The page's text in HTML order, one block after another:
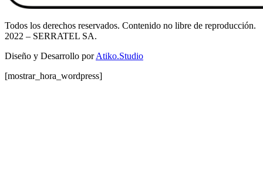
Todos los derechos reservados. Contenido no libre de reproducción.
2022 – SERRATEL SA.
Diseño y Desarrollo porAtiko.Studio
[mostrar_hora_wordpress]